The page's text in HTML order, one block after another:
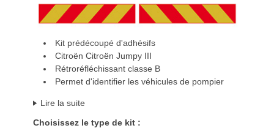
Kit prédécoupé d'adhésifs
Citroën Citroën Jumpy III
Rétroréfléchissant classe B
Permet d'identifier les véhicules de pompier
Lire la suite
Choisissez le type de kit :